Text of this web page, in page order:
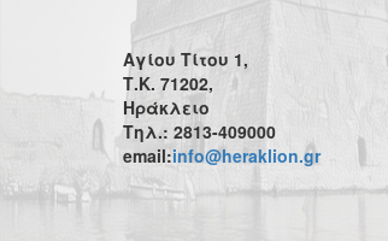
Αγίου Τίτου 1,
Τ.Κ. 71202,
Ηράκλειο
Τηλ.: 2813-409000
email:info@heraklion.gr